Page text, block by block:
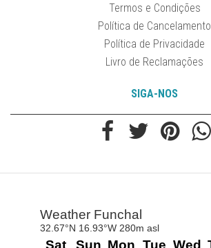
Termos e Condições
Política de Cancelamento
Política de Privacidade
Livro de Reclamações
SIGA-NOS